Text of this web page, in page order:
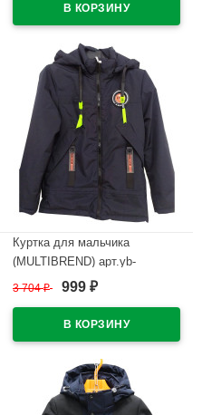
Куртка для мальчика
(MULTIBREND) арт.yb-
YY2322-1 размерный ряд
3 704₽ 999 ₽